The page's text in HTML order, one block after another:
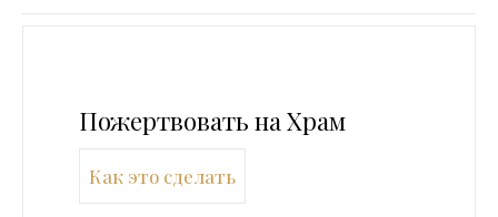
Пожертвовать на Храм
Как это сделать